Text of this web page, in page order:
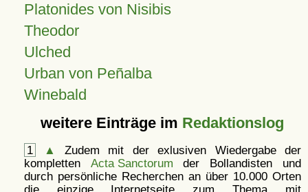
Platonides von Nisibis
Theodor
Ulched
Urban von Peñalba
Winebald
weitere Einträge im Redaktionslog
1 ▲
Zudem mit der exlusiven Wiedergabe der
kompletten Acta Sanctorum der Bollandisten und
durch persönliche Recherchen an über 10.000 Orten
die einzige Internetseite zum Thema mit